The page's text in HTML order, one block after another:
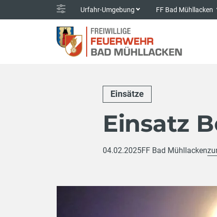
Urfahr-Umgebung FF Bad Mühllacken
Einsätze
Einsatz
04.02.2025FF Bad Mühllacken